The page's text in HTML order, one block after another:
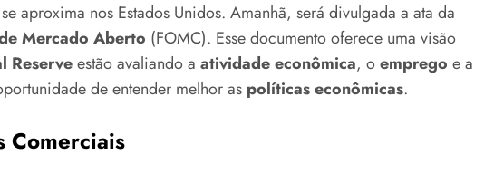
aproxima nos Estados Unidos. Amanhã, será divulgada a ata da
Mercado Aberto (FOMC). Esse documento oferece uma visão
Reserveestão avaliando a atividade econômica, oemprego e a
de entender melhor as políticas econômicas.
Comerciais